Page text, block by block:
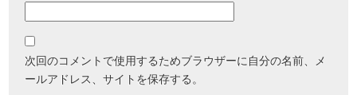
次回のコメントで使用するためブラウザーに自分の名前、メ
ールアドレス、サイトを保存する。